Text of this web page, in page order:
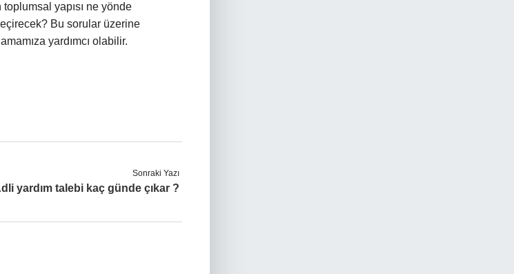
yapısı ne yönde
Bu sorular üzerine
yardımcı olabilir.
Sonraki Yazı
yardım talebi kaç günde çıkar ?